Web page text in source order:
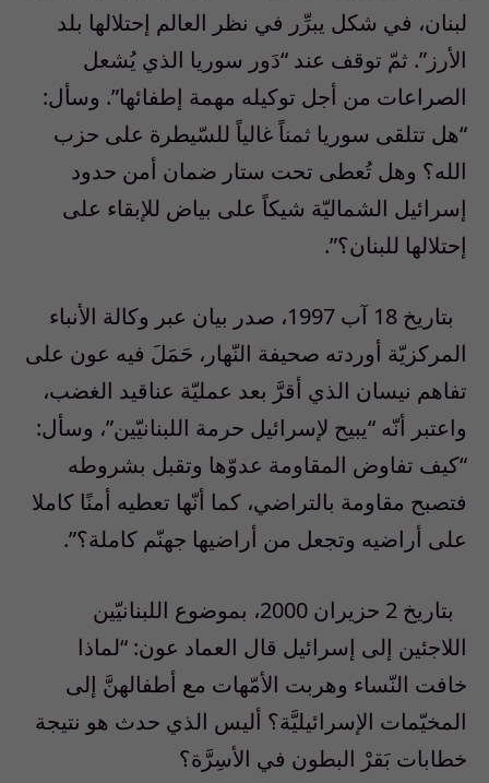
لبنان، في شكل يبرِّر في نظر العالم إحتلالها بلد
الأرز”. ثمّ توقف عند “دَور سوريا الذي يُشعل
الصراعات من أجل توكيله مهمة إطفائها”. وسأل:
“هل تتلقى سوريا ثمناً غالياً للسّيطرة على حزب
الله؟ وهل تُعطى تحت ستار ضمان أمن حدود
إسرائيل الشماليّة شيكاً على بياض للإبقاء على
إحتلالها للبنان؟”.
بتاريخ 18 آب 1997، صدر بيان عبر وكالة الأنباء
المركزيّة أوردته صحيفة النّهار، حَمَلَ فيه عون على
تفاهم نيسان الذي أقرَّ بعد عمليّة عناقيد الغضب،
واعتبر أنّه “يبيح لإسرائيل حرمة اللبنانيّين”، وسأل:
“كيف تفاوض المقاومة عدوّها وتقبل بشروطه
فتصبح مقاومة بالتراضي، كما أنّها تعطيه أمنًا كاملا
على أراضيه وتجعل من أراضيها جهنّم كاملة؟”.
بتاريخ 2 حزيران 2000، بموضوع اللبنانيّين
اللاجئين إلى إسرائيل قال العماد عون: “لماذا
خافت النّساء وهربت الأمّهات مع أطفالهنَّ إلى
المخيّمات الإسرائيليَّة؟ أليس الذي حدث هو نتيجة
خطابات بَقرْ البطون في الأسِرَّة؟